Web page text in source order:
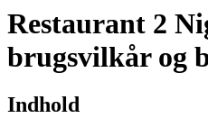
Restaurant 2
brugsvilkår og
Indhold